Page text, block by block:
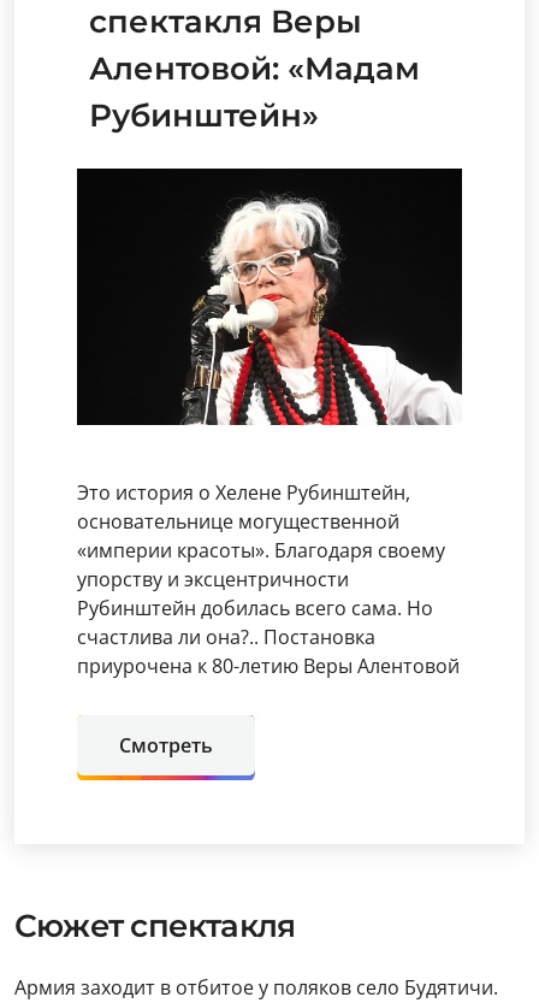
спектакля Веры
Алентовой: «Мадам
Рубинштейн»
Это история о Хелене Рубинштейн,
основательнице могущественной
«империи красоты». Благодаря своему
упорству и эксцентричности
Рубинштейн добилась всего сама. Но
счастлива ли она?.. Постановка
приурочена к 80-летию Веры Алентовой
Смотреть
Сюжет спектакля
Армия заходит в отбитое у поляков село Будятичи.